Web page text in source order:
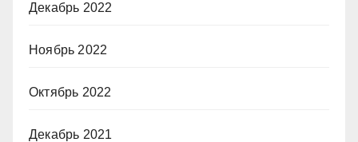
Декабрь 2022
Ноябрь 2022
Октябрь 2022
Декабрь 2021